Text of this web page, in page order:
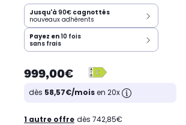
Jusqu'à 90€ cagnottés
nouveaux adhérents
Payez en10 fois
sans frais
999,00€
dès 58,57€/moisen 20x
1 autre offre dès 742,85€